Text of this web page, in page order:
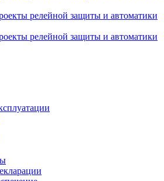
релейной защиты и автоматики
релейной защиты и автоматики